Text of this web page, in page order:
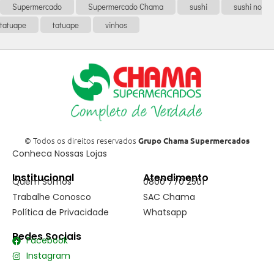
Supermercado
Supermercado Chama sushi
sushi no
tatuape
tatuape vinhos
© Todos os direitos reservados Grupo Chama Supermercados
Conheca Nossas Lojas
Institucional
Quem Somos
Trabalhe Conosco
Política de Privacidade
Atendimento
0800 770 2501
SAC Chama
Whatsapp
Redes Sociais
Facebook
Instagram